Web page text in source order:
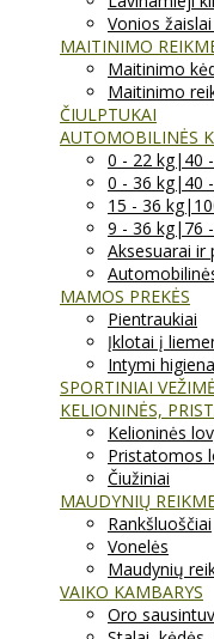
Vonios
MAITINIMO
Maitinimo
Maitinimo
ČIULPTUKAI
AUTOMOBILINĖS
0 - 22 kg|40
0 - 36 kg|40
15 - 36
9 - 36 kg|76
Aksesuarai ir
MAMOS PREKĖS
Pientraukiai
Įklotai į
Intymi
SPORTINIAI
KELIONINĖS,
Kelioninės
Pristatomos
Čiužiniai
MAUDYNIŲ
Rankšluoščiai
Vonelės
Maudynių
VAIKO KAMBARYS
Oro